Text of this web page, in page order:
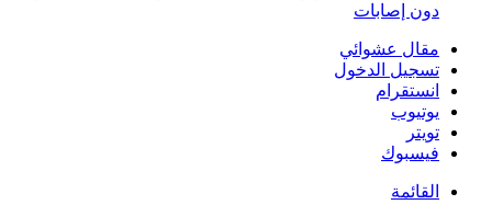
دون إصابات
مقال عشوائي
تسجيل الدخول
انستقرام
يوتيوب
تويتر
فيسبوك
القائمة